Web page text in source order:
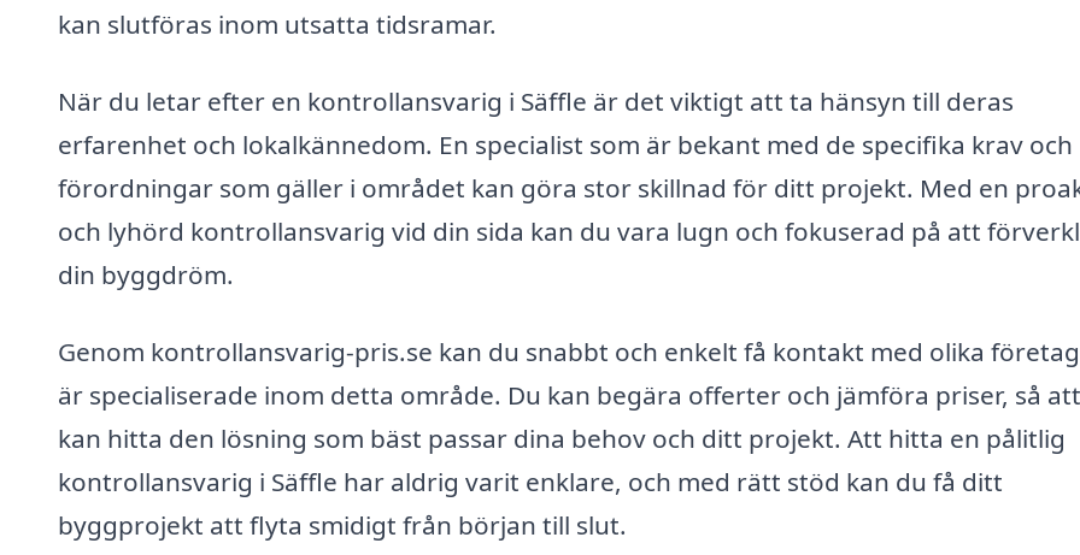
kan slutföras inom utsatta tidsramar.
När du letar efter en kontrollansvarig i Säffle är det viktigt att ta hänsyn till deras
erfarenhet och lokalkännedom. En specialist som är bekant med de specifika krav och
förordningar som gäller i området kan göra stor skillnad för ditt projekt. Med en
och lyhörd kontrollansvarig vid din sida kan du vara lugn och fokuserad på att
din byggdröm.
Genom kontrollansvarig-pris.se kan du snabbt och enkelt få kontakt med olika
är specialiserade inom detta område. Du kan begära offerter och jämföra priser, så
kan hitta den lösning som bäst passar dina behov och ditt projekt. Att hitta en pålitlig
kontrollansvarig i Säffle har aldrig varit enklare, och med rätt stöd kan du få ditt
byggprojekt att flyta smidigt från början till slut.